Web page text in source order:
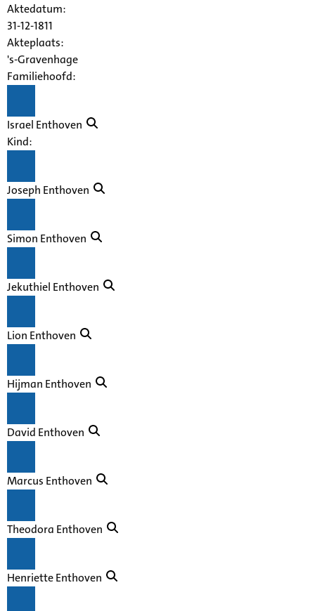
Aktedatum:
31-12-1811
Akteplaats:
's-Gravenhage
Familiehoofd:
Israel Enthoven
Kind:
Joseph Enthoven
Simon Enthoven
Jekuthiel Enthoven
Lion Enthoven
Hijman Enthoven
David Enthoven
Marcus Enthoven
Theodora Enthoven
Henriette Enthoven